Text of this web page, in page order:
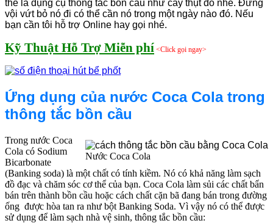
thể là dụng cụ thông tắc bồn cầu như cây thụt đó nhé. Đừng
vội vứt bỏ nó đi có thể cần nó trong một ngày nào đó. Nếu
bạn cần tôi hỗ trợ Online hay gọi nhé.
Kỹ Thuật Hỗ Trợ Miễn phí <Click gọi ngay>
Ứng dụng của nước Coca Cola trong
thông tắc bồn cầu
Nước Coca Cola
Trong nước Coca
Cola có Sodium
Bicarbonate
(Banking soda) là một chất có tính kiềm. Nó có khả năng làm sạch
đồ đạc và chăm sóc cơ thể của bạn. Coca Cola làm sủi các chất bẩn
bán trên thành bồn cầu hoặc cách chất cặn bã đang bán trong đường
ống được hòa tan ra như bột Banking Soda. Vì vậy nó có thể được
sử dụng để làm sạch nhà vệ sinh, thông tắc bồn cầu: